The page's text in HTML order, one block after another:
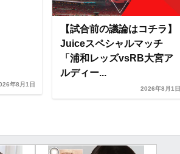
年8月1日
【試合前の議論はコチラ】
Juiceスペシャルマッチ
「浦和レッズvsRB大宮ア
ルディー...
2026年8月1日